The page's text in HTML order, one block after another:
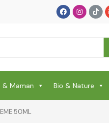
& Maman Bio & Nature
50ML